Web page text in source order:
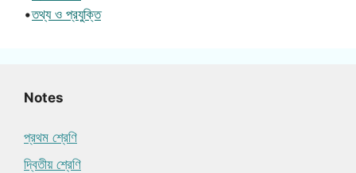
•তথ্য ও প্রযুক্তি
Notes
প্রথম শ্রেণি
দ্বিতীয় শ্রেণি